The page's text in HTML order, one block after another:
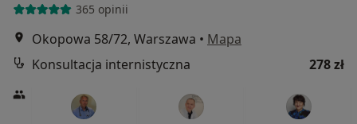
365 opinii
Okopowa 58/72, Warszawa • Mapa
Konsultacja internistyczna
278 zł